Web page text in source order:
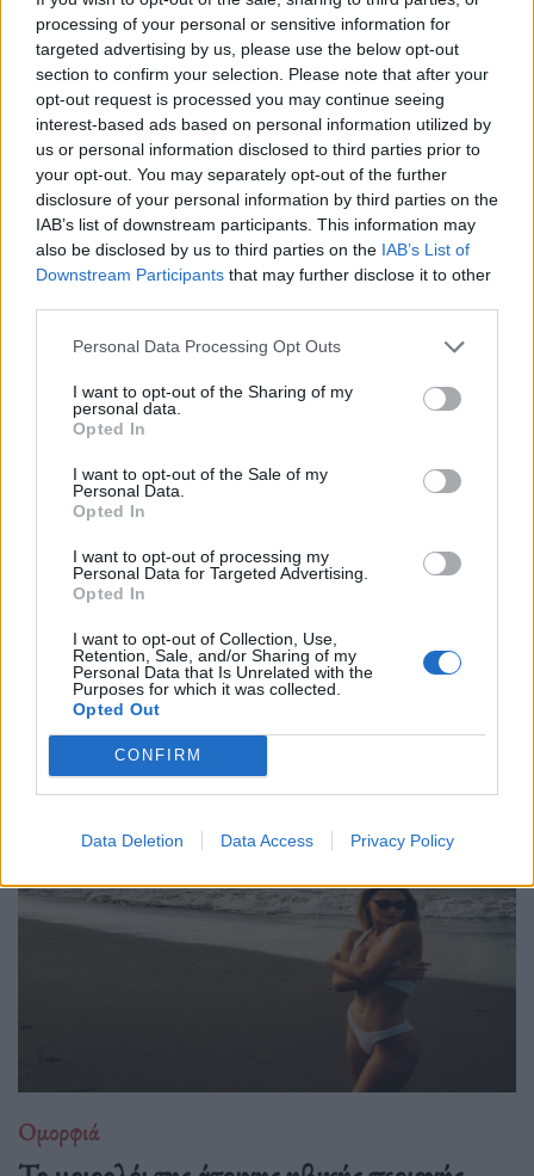
processing of your personal or sensitive information for
targeted advertising by us, please use the below opt-out
section to confirm your selection. Please note that after your
opt-out request is processed you may continue seeing
interest-based ads based on personal information utilized by
us or personal information disclosed to third parties prior to
your opt-out. You may separately opt-out of the further
disclosure of your personal information by third parties on the
IAB’s list of downstream participants. This information may
also be disclosed by us to third parties on the IAB’s List of
Downstream Participants that may further disclose it to other
Personal Data Processing Opt Outs
I want to opt-out of the Sharing of my
personal data.
Opted In
I want to opt-out of the Sale of my
Personal Data.
Opted In
I want to opt-out of processing my
Personal Data for Targeted Advertising.
Opted In
I want to opt-out of Collection, Use,
Retention, Sale, and/or Sharing of my
Personal Data that Is Unrelated with the
Purposes for which it was collected.
Opted Out
CONFIRM
Data Deletion Data Access Privacy Policy
31.10.25
Πλέον δε μυρίζουμε πια καθαριότητα, αλλά απόλαυση. Από
τα πολυτελή αρώματα μέχρι τα σαπούνια του σούπερ μάρκετ,
όλα θυμίζουν φαγητό σαν να προσπαθεί η κοινωνία της
στέρησης να ξαναβρεί τη γλύκα της ζω
Πώς μπορεί το Botox να επηρεάσει τη
σεξουαλική σας ζωή;
24.07.24
Ορισμένες μελέτες έχουν δείξει ότι οι αλλαγές στη
φυσιολογική διέγερση του σώματος λόγω του Botox μπορεί να
επηρεάσουν την σεξουαλική απόλαυση.
Ομορφιά